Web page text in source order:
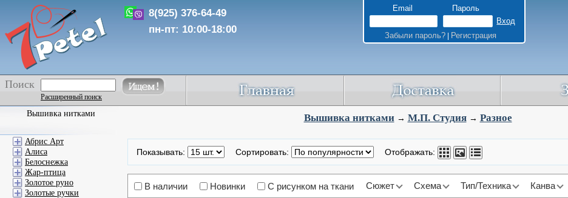
8(925) 376-64-49
пн-пт: 10:00-18:00
Email Пароль
Забыли пароль?| Регистрация
Поиск
Расширенный поиск
Вышивка нитками→ М.П. Студия→ Разное
Показывать: Сортировать: Отображать:
В наличии Новинки С рисунком на ткани Сюжет Схема Тип/Техника Канва
Вышивка нитками
Абрис Арт
Алиса
Белоснежка
Жар-птица
Золотое руно
Золотые ручки